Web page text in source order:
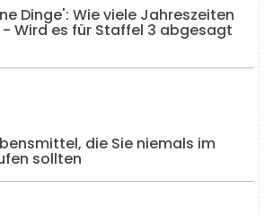
Dinge': Wie viele Jahreszeiten
Wird es für Staffel 3 abgesagt
die Sie niemals im
sollten